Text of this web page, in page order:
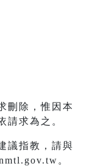
刪除，惟因本
請求為之。
議指教，請與
。